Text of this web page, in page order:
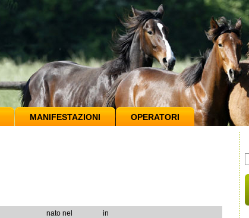
MANIFESTAZIONI OPERATORI
nato nel
in